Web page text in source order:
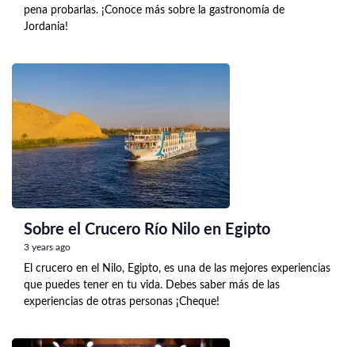
pena probarlas. ¡Conoce más sobre la gastronomía de
Jordania!
Sobre el Crucero Río Nilo en Egipto
3 years ago
El crucero en el Nilo, Egipto, es una de las mejores experiencias
que puedes tener en tu vida. Debes saber más de las
experiencias de otras personas ¡Cheque!